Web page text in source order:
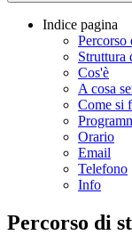
Indice pagina
Percorso
Struttura
Cos'è
A cosa
Come si
Orario
Email
Telefono
Info
Percorso di